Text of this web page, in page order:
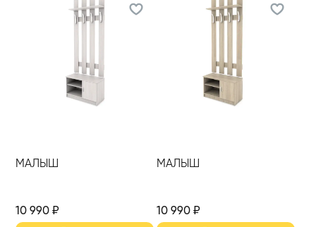
МАЛЫШ
10 990 ₽
МАЛЫШ
10 990₽